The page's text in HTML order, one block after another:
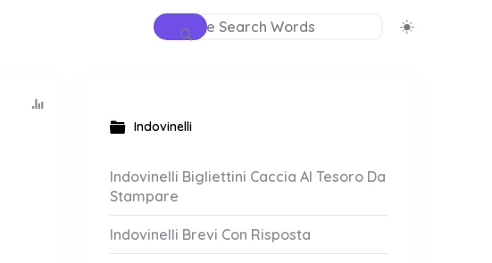
Indovinelli
Indovinelli Bigliettini Caccia Al Tesoro Da
Stampare
Indovinelli Brevi Con Risposta